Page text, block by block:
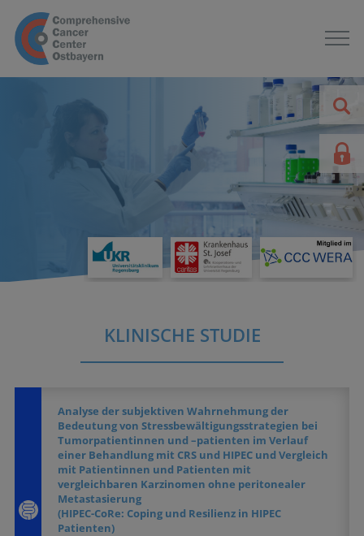
KLINISCHE STUDIE
Analyse der subjektiven Wahrnehmung der
Bedeutung von Stressbewältigungsstrategien bei
Tumorpatientinnen und –patienten im Verlauf
einer Behandlung mit CRS und HIPEC und Vergleich
mit Patientinnen und Patienten mit
vergleichbaren Karzinomen ohne peritonealer
Metastasierung
(HIPEC-CoRe: Coping und Resilienz in HIPEC
Patienten)